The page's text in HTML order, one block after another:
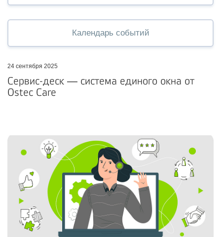
Календарь событий
24 сентября 2025
Сервис-деск ― система единого окна от
Ostec Care